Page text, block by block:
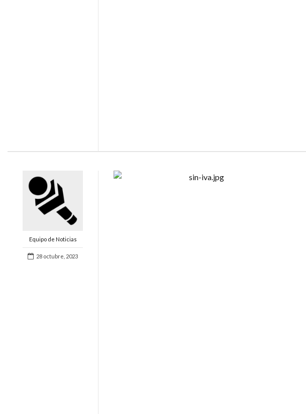
Equipo de Noticias
28 octubre, 2023